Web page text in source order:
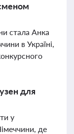
стала Анка
в Україні,
для
у
де